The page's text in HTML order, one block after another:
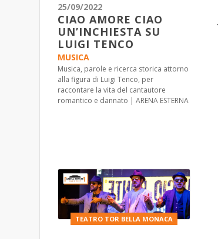
25/09/2022
CIAO AMORE CIAO
UN’INCHIESTA SU
LUIGI TENCO
MUSICA
Musica, parole e ricerca storica attorno
alla figura di Luigi Tenco, per
raccontare la vita del cantautore
romantico e dannato | ARENA ESTERNA
TEATRO TOR BELLA MONACA